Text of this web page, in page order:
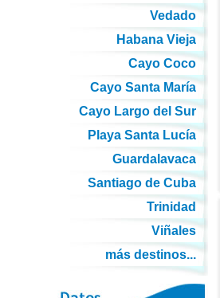
Vedado
Habana Vieja
Cayo Coco
Cayo Santa María
Cayo Largo del Sur
Playa Santa Lucía
Guardalavaca
Santiago de Cuba
Trinidad
Viñales
más destinos...